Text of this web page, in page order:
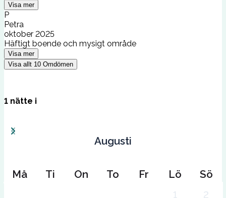
Visa mer
P
Petra
oktober 2025
Häftigt boende och mysigt område
Visa mer
Visa allt 10 Omdömen
1 nätte i
Augusti
Må Ti On To Fr Lö Sö
1 2